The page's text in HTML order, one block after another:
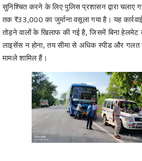
सुनिश्चित करने के लिए पुलिस प्रशासन द्वारा
तक ₹33,000 का जुर्माना वसूला गया है। यह
तोड़ने वालों के खिलाफ की गई है, जिसमें बिना हेलमेट
लाइसेंस न होना, तय सीमा से अधिक स्पीड और गलत
मामले शामिल हैं।